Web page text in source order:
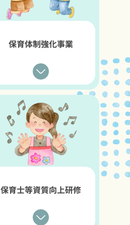
保育体制強化事業
保育士等資質向上研修